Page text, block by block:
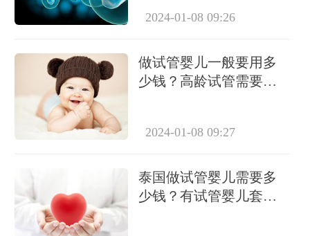
2024-01-08 09:26
做试管婴儿一般要用多
少钱？高龄试管需要做
2024-01-08 09:27
泰国做试管婴儿需要多
少钱？有试管婴儿套餐